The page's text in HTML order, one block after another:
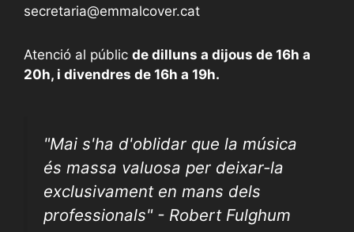
secretaria@emmalcover.cat
Atenció al públic de dilluns a dijous de 16h a
20h, i divendres de 16h a 19h.
"Mai s'ha d'oblidar que la música
és massa valuosa per deixar-la
exclusivament en mans dels
professionals" - Robert Fulghum